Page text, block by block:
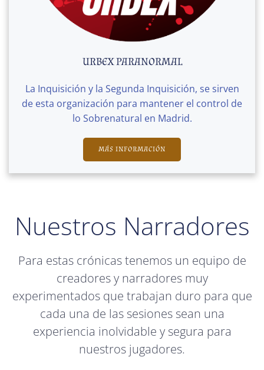
URBEX PARANORMAL
La Inquisición y la Segunda Inquisición, se sirven
de esta organización para mantener el control de
lo Sobrenatural en Madrid.
MÁS INFORMACIÓN
Nuestros Narradores
Para estas crónicas tenemos un equipo de
creadores y narradores muy
experimentados que trabajan duro para que
cada una de las sesiones sean una
experiencia inolvidable y segura para
nuestros jugadores.